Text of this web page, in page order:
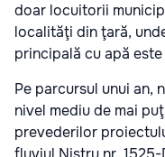
doar locuitorii
localităţi din ţară,
principală cu apă
Pe parcursul unui an,
nivel mediu de mai
prevederilor